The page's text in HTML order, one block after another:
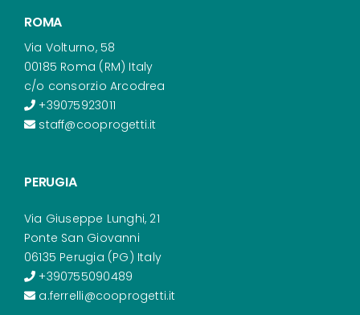
ROMA
Via Volturno, 58
00185 Roma (RM) Italy
c/o consorzio Arcodrea
+39075923011
staff@cooprogetti.it
PERUGIA
Via Giuseppe Lunghi, 21
Ponte San Giovanni
06135 Perugia (PG) Italy
+390755090489
a.ferrelli@cooprogetti.it